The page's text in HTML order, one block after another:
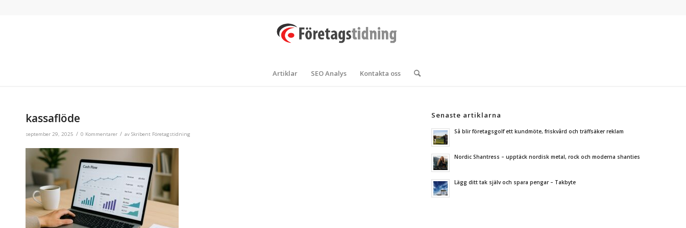
Artiklar SEO Analys Kontakta oss
kassaflöde
september 29, 2025 / 0 Kommentarer / av Skribent Företagstidning
Senaste artiklarna
Så blir företagsgolf ett kundmöte, friskvård och träffsäker reklam
Nordic Shantress – upptäck nordisk metal, rock och moderna shanties
Lägg ditt tak själv och spara pengar – Takbyte